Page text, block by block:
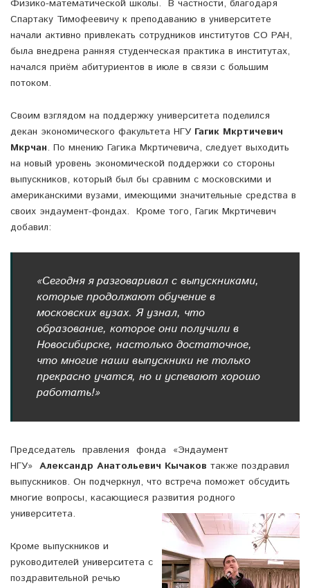
Физико-математической школы. В частности, благодаря
Спартаку Тимофеевичу к преподаванию в университете
начали активно привлекать сотрудников институтов СО РАН,
была внедрена ранняя студенческая практика в институтах,
начался приём абитуриентов в июле в связи с большим
потоком.
Своим взглядом на поддержку университета поделился
декан экономического факультета НГУ Гагик Мкртичевич
Мкрчан. По мнению Гагика Мкртичевича, следует выходить
на новый уровень экономической поддержки со стороны
выпускников, который был бы сравним с московскими и
американскими вузами, имеющими значительные средства в
своих эндаумент-фондах. Кроме того, Гагик Мкртичевич
добавил:
«Сегодня я разговаривал с выпускниками,
которые продолжают обучение в
московских вузах. Я узнал, что
образование, которое они получили в
Новосибирске, настолько достаточное,
что многие наши выпускники не только
прекрасно учатся, но и успевают хорошо
работать!»
Председатель правления фонда «Эндаумент
НГУ» Александр Анатольевич Кычаков также поздравил
выпускников. Он подчеркнул, что встреча поможет обсудить
многие вопросы, касающиеся развития родного
университета.
Кроме выпускников и
руководителей университета с
поздравительной речью